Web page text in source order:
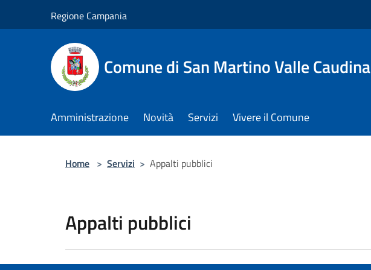
Regione Campania
Comune di San Martino Valle Caudina
Amministrazione Novità Servizi Vivere il Comune
Home > Servizi > Appalti pubblici
Appalti pubblici